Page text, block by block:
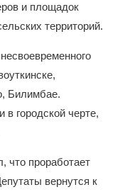
и площадок
территорий.
Билимбае.
в городской черте,
что проработает
вернутся к